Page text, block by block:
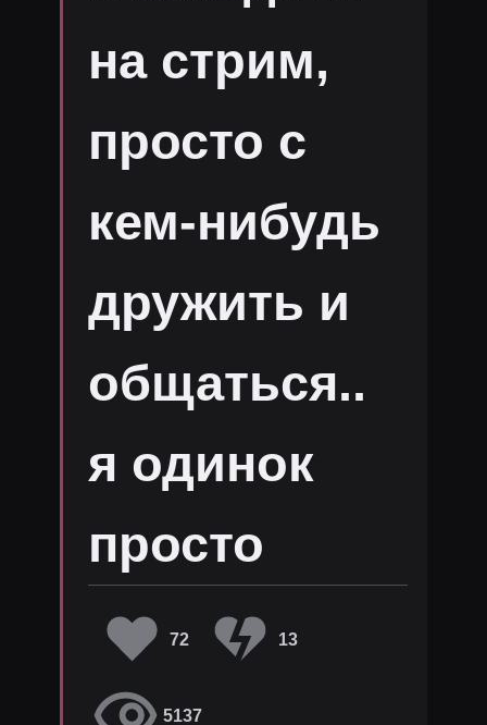
на стрим,
просто с
кем-нибудь
дружить и
общаться..
я одинок
просто
72 13
5137